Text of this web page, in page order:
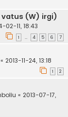
(W) irgi)
02-11, 18:43
1 … 4 5 6 7
« 2013-11-24, 13:18
1 2
« 2013-07-17,